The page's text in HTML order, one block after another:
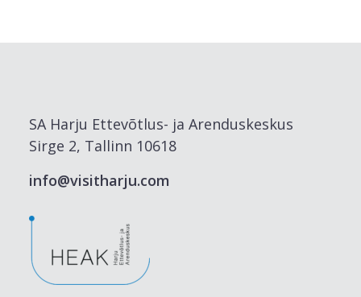
SA Harju Ettevõtlus- ja Arenduskeskus
Sirge 2, Tallinn 10618
info@visitharju.com